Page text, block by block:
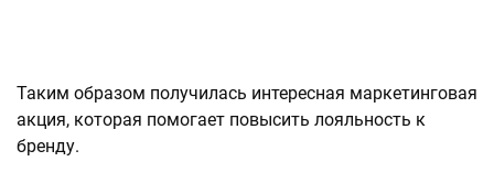
Таким образом получилась интересная маркетинговая
акция, которая помогает повысить лояльность к
бренду.